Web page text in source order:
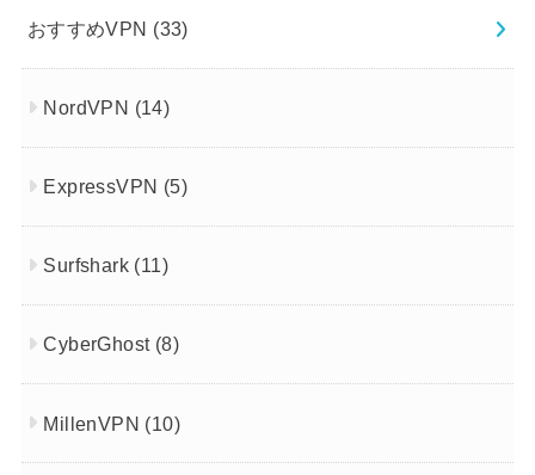
おすすめVPN (33)
NordVPN (14)
ExpressVPN (5)
Surfshark (11)
CyberGhost (8)
MillenVPN (10)